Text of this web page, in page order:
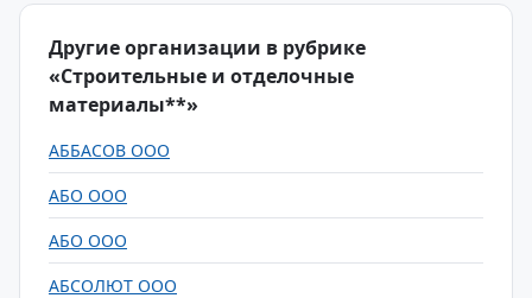
Другие организации в рубрике
«Строительные и отделочные
материалы**»
АББАСОВ ООО
АБО ООО
АБО ООО
АБСОЛЮТ ООО